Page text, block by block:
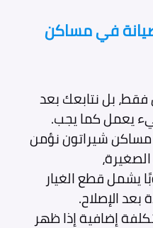
في مساكن
بل نتابعك بعد
يعمل كما يجب.
مساكن شيراتون نؤمن
يشمل قطع الغيار
الإصلاح.
إضافية إذا ظهر